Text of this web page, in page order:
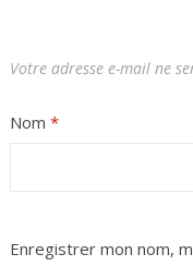
Votre adresse e-mail ne
Nom *
Enregistrer mon nom,